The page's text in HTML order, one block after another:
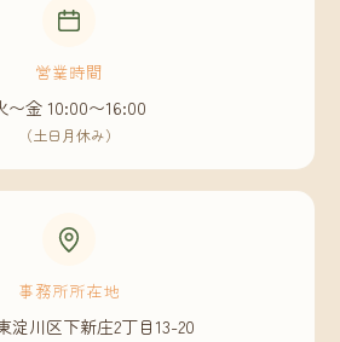
営業時間
〜金 10:00〜16:00
（土日月休み）
事務所所在地
淀川区下新庄2丁目13-20